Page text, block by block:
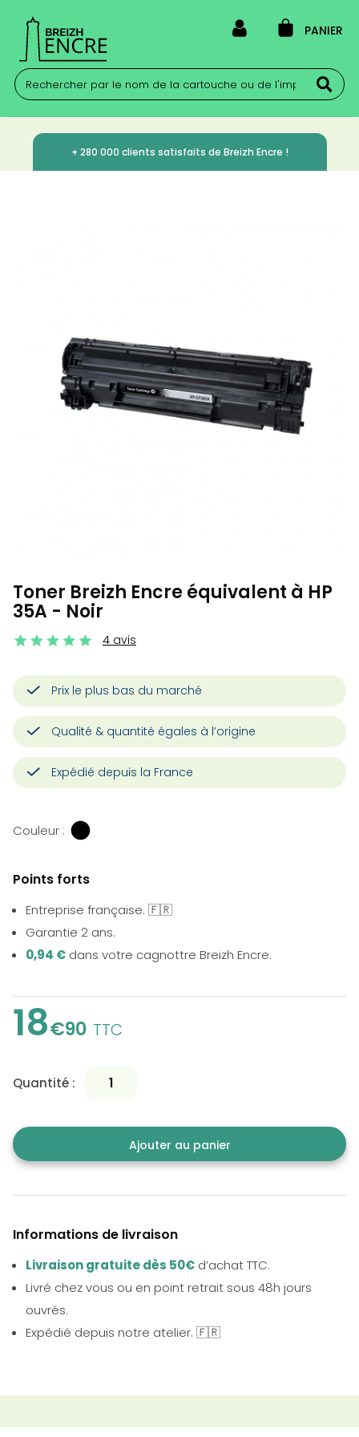
PANIER
+ 280 000 clients satisfaits de Breizh Encre !
Toner Breizh Encre équivalent à HP
35A - Noir
4 avis
Prix le plus bas du marché
Qualité & quantité égales à l’origine
Expédié depuis la France
Couleur :
Points forts
Entreprise française. 🇫🇷
Garantie 2 ans.
0,94 € dans votre cagnottre Breizh Encre.
18€90 TTC
Quantité :
Ajouter au panier
Informations de livraison
Livraison gratuite dès 50€ d’achat TTC.
Livré chez vous ou en point retrait sous 48h jours
ouvrés.
Expédié depuis notre atelier. 🇫🇷